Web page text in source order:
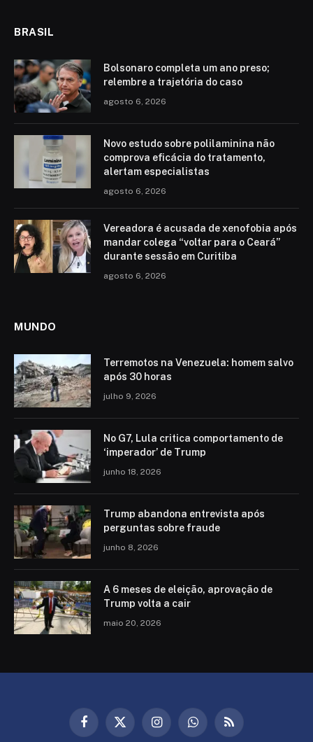
BRASIL
Bolsonaro completa um ano preso;
relembre a trajetória do caso
agosto 6, 2026
Novo estudo sobre polilaminina não
comprova eficácia do tratamento,
alertam especialistas
agosto 6, 2026
Vereadora é acusada de xenofobia após
mandar colega “voltar para o Ceará”
durante sessão em Curitiba
agosto 6, 2026
MUNDO
Terremotos na Venezuela: homem salvo
após 30 horas
julho 9, 2026
No G7, Lula critica comportamento de
‘imperador’ de Trump
junho 18, 2026
Trump abandona entrevista após
perguntas sobre fraude
junho 8, 2026
A 6 meses de eleição, aprovação de
Trump volta a cair
maio 20, 2026
Facebook
X
InstagramWhatsAppRSS